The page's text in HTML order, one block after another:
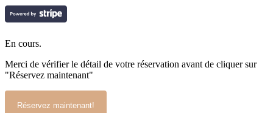
En cours.
Merci de vérifier le détail de votre réservation avant de cliquer sur
"Réservez maintenant"